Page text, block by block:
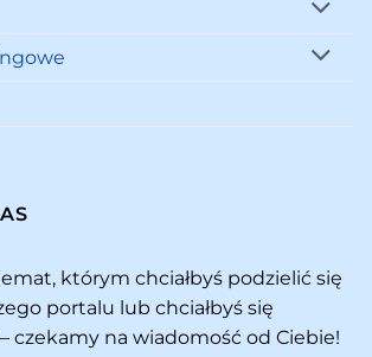
którym chciałbyś podzielić się
portalu lub chciałbyś się
czekamy na wiadomość od Ciebie!